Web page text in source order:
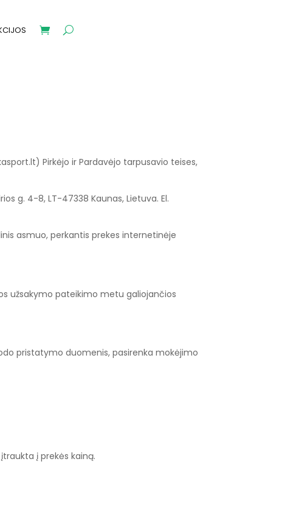
Pirkėjo ir Pardavėjo tarpusavio teises,
g. 4-8, LT-47338 Kaunas, Lietuva. El.
asmuo, perkantis prekes internetinėje
užsakymo pateikimo metu galiojančios
pristatymo duomenis, pasirenka mokėjimo
į prekės kainą.